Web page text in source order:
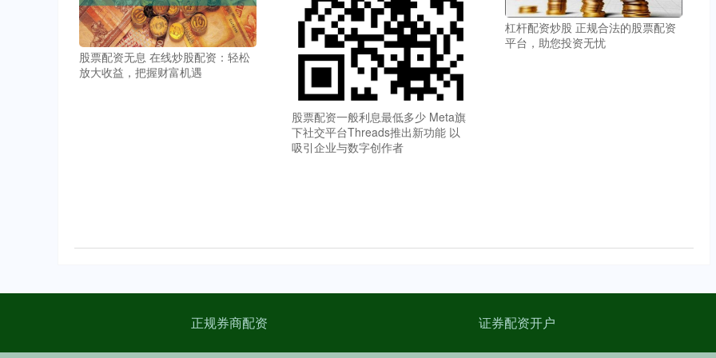
股票配资无息 在线炒股配资：轻松
放大收益，把握财富机遇
股票配资一般利息最低多少 Meta旗
下社交平台Threads推出新功能 以
吸引企业与数字创作者
杠杆配资炒股 正规合法的股票配资
平台，助您投资无忧
正规券商配资 证券配资开户